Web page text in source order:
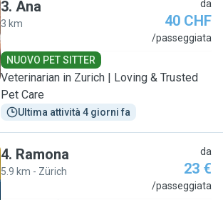
3. Ana
3 km
da
40 CHF
/passeggiata
NUOVO PET SITTER
Veterinarian in Zurich | Loving & Trusted
Pet Care
Ultima attività 4 giorni fa
4. Ramona
5.9 km - Zürich
da
23 €
/passeggiata